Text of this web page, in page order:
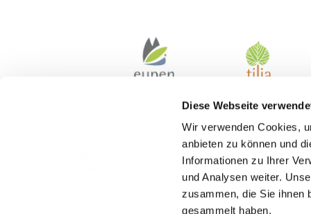
Diese Webseite
Wir verwenden Cookies,
anbieten zu können und
Informationen zu Ihrer
und Analysen weiter.
zusammen, die Sie ihnen
gesammelt haben.